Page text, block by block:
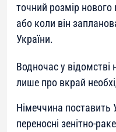
точний розмір нового
або коли він
України.
Водночас у
лише про вкрай
Німеччина поставить
переносні зенітно-